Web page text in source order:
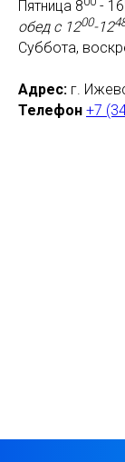
Пятница 8
- 16
обед с 1200-12
Суббота,
Адрес: г.
Телефон +7